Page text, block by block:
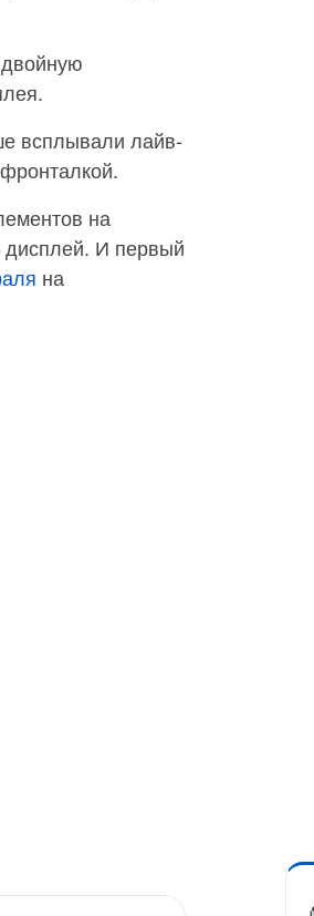
всплывали лайв-
на
дисплей. И первый
на